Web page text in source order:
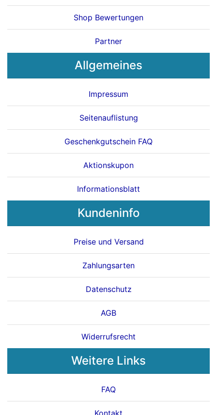
Shop Bewertungen
Partner
Allgemeines
Impressum
Seitenauflistung
Geschenkgutschein FAQ
Aktionskupon
Informationsblatt
Kundeninfo
Preise und Versand
Zahlungsarten
Datenschutz
AGB
Widerrufsrecht
Weitere Links
FAQ